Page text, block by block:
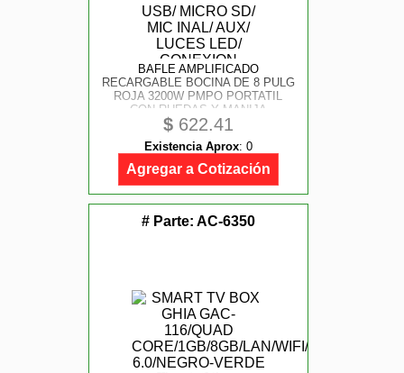
BAFLE AMPLIFICADO
RECARGABLE BOCINA DE 8 PULG
ROJA 3200W PMPO PORTATIL
CON RUEDAS Y MANIJA
RETRACTIL BT/ USB/ MICRO SD/
MIC INAL/ AUX/ LUCES LED/
CONEXION MULTIPLE TWS
$ 622.41
Existencia Aprox: 0
Agregar a Cotización
# Parte: AC-6350